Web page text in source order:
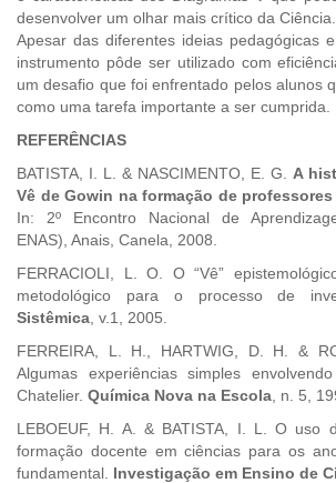
desenvolver um olhar mais crítico da Ciência.
Apesar das diferentes ideias pedagógicas
instrumento pôde ser utilizado com
um desafio que foi enfrentado pelos alunos
como uma tarefa importante a ser cumprida.
REFERÊNCIAS
BATISTA, I. L. & NASCIMENTO, E. G. A
Vê de Gowin na formação de
In: 2º Encontro Nacional de
ENAS), Anais, Canela, 2008.
FERRACIOLI, L. O. O “Vê”
metodológico para o processo de
Sistêmica , v.1, 2005.
FERREIRA, L. H., HARTWIG, D. H. &
Algumas experiências simples
Chatelier. Química Nova na Escola , n. 5,
LEBOEUF, H. A. & BATISTA, I. L. O uso
formação docente em ciências para os
fundamental. Investigação em Ensino de